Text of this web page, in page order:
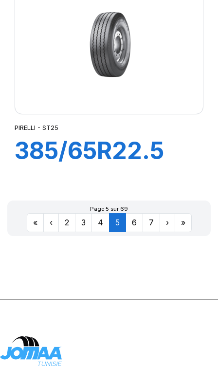
PIRELLI - ST25
385/65R22.5
(158L) M+S FRT
Page 5 sur 69
« ‹ 2 3 4 5 6 7 › »